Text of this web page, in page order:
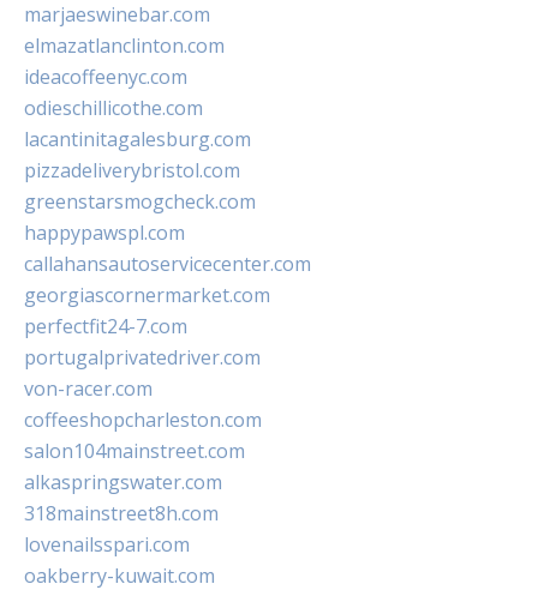
marjaeswinebar.com
elmazatlanclinton.com
ideacoffeenyc.com
odieschillicothe.com
lacantinitagalesburg.com
pizzadeliverybristol.com
greenstarsmogcheck.com
happypawspl.com
callahansautoservicecenter.com
georgiascornermarket.com
perfectfit24-7.com
portugalprivatedriver.com
von-racer.com
coffeeshopcharleston.com
salon104mainstreet.com
alkaspringswater.com
318mainstreet8h.com
lovenailsspari.com
oakberry-kuwait.com